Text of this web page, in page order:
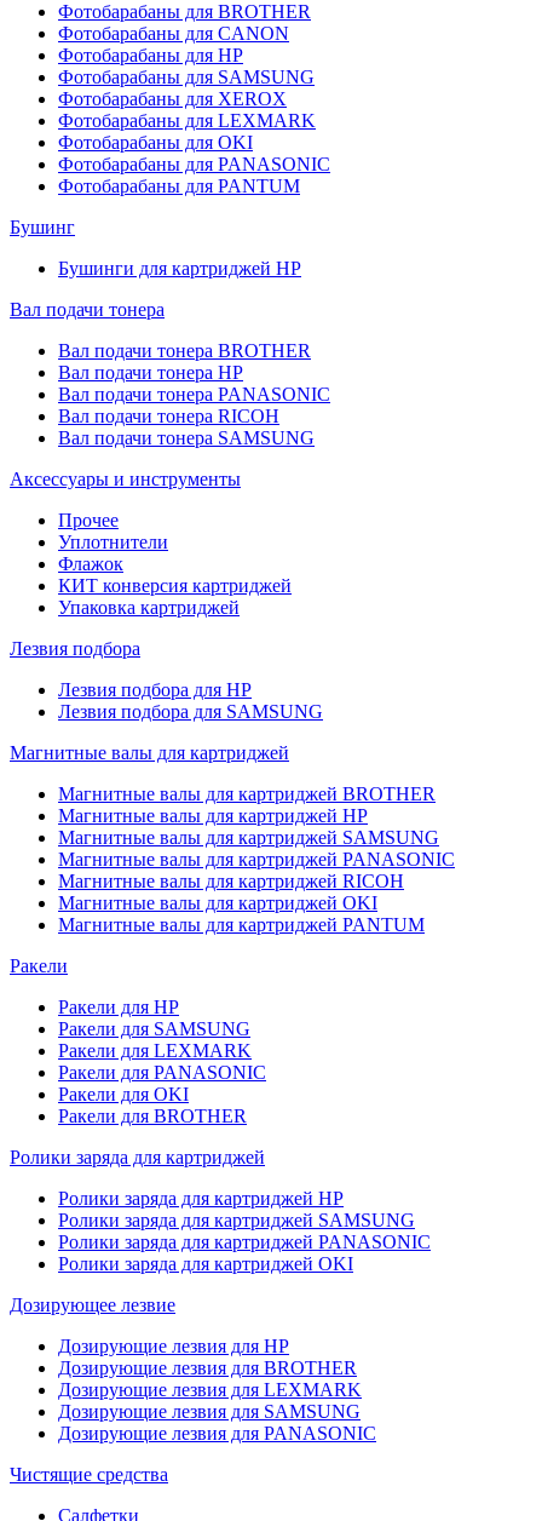
Фотобарабаны для BROTHER
Фотобарабаны для CANON
Фотобарабаны для HP
Фотобарабаны для SAMSUNG
Фотобарабаны для XEROX
Фотобарабаны для LEXMARK
Фотобарабаны для OKI
Фотобарабаны для PANASONIC
Фотобарабаны для PANTUM
Бушинг
Бушинги для картриджей HP
Вал подачи тонера
Вал подачи тонера BROTHER
Вал подачи тонера HP
Вал подачи тонера PANASONIC
Вал подачи тонера RICOH
Вал подачи тонера SAMSUNG
Аксессуары и инструменты
Прочее
Уплотнители
Флажок
КИТ конверсия картриджей
Упаковка картриджей
Лезвия подбора
Лезвия подбора для HP
Лезвия подбора для SAMSUNG
Магнитные валы для картриджей
Магнитные валы для картриджей BROTHER
Магнитные валы для картриджей HP
Магнитные валы для картриджей SAMSUNG
Магнитные валы для картриджей PANASONIC
Магнитные валы для картриджей RICOH
Магнитные валы для картриджей OKI
Магнитные валы для картриджей PANTUM
Ракели
Ракели для HP
Ракели для SAMSUNG
Ракели для LEXMARK
Ракели для PANASONIC
Ракели для OKI
Ракели для BROTHER
Ролики заряда для картриджей
Ролики заряда для картриджей HP
Ролики заряда для картриджей SAMSUNG
Ролики заряда для картриджей PANASONIC
Ролики заряда для картриджей OKI
Дозирующее лезвие
Дозирующие лезвия для HP
Дозирующие лезвия для BROTHER
Дозирующие лезвия для LEXMARK
Дозирующие лезвия для SAMSUNG
Дозирующие лезвия для PANASONIC
Чистящие средства
Салфетки